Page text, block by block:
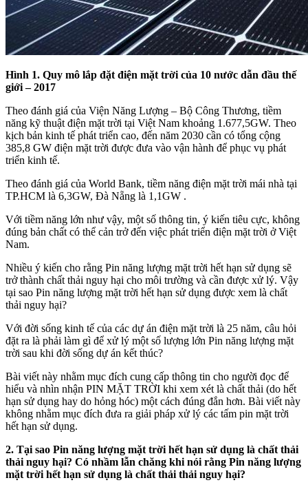
Hình 1. Quy mô lắp đặt điện mặt trời của 10 nước dẫn đầu thế
giới – 2017
Theo đánh giá của Viện Năng Lượng – Bộ Công Thương, tiềm
năng kỹ thuật điện mặt trời tại Việt Nam khoảng 1.677,5GW. Theo
kịch bản kinh tế phát triển cao, đến năm 2030 cần có tổng cộng
385,8 GW điện mặt trời được đưa vào vận hành để phục vụ phát
triển kinh tế.
Theo đánh giá của World Bank, tiềm năng điện mặt trời mái nhà tại
TP.HCM là 6,3GW, Đà Nẵng là 1,1GW .
Với tiềm năng lớn như vậy, một số thông tin, ý kiến tiêu cực, không
đúng bản chất có thể cản trở đến việc phát triển điện mặt trời ở Việt
Nam.
Nhiều ý kiến cho rằng Pin năng lượng mặt trời hết hạn sử dụng sẽ
trở thành chất thải nguy hại cho môi trường và cần được xử lý. Vậy
tại sao Pin năng lượng mặt trời hết hạn sử dụng được xem là chất
thải nguy hại?
Với đời sống kinh tế của các dự án điện mặt trời là 25 năm, câu hỏi
đặt ra là phải làm gì để xử lý một số lượng lớn Pin năng lượng mặt
trời sau khi đời sống dự án kết thúc?
Bài viết này nhằm mục đích cung cấp thông tin cho người đọc để
hiểu và nhìn nhận PIN MẶT TRỜI khi xem xét là chất thải (do hết
hạn sử dụng hay do hỏng hóc) một cách đúng đắn hơn. Bài viết này
không nhằm mục đích đưa ra giải pháp xử lý các tấm pin mặt trời
hết hạn sử dụng.
2. Tại sao Pin năng lượng mặt trời hết hạn sử dụng là chất thải
thải nguy hại? Có nhầm lẫn chăng khi nói rằng Pin năng lượng
mặt trời hết hạn sử dụng là chất thải thải nguy hại?